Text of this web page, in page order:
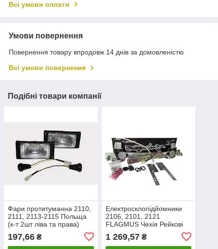
Всі умови оплати
Умови повернення
Повернення товару впродовж 14 днів за домовленістю
Всі умови повернення
Подібні товари компанії
Фари протитуманна 2110,
2111, 2113-2115 Польща
(к-т 2шт ліва та права)
197,66 ₴
Електросклопідйомники
2106, 2101, 2121
FLAGMUS Чехія Рейкові
(к-т 2шт.) (Нива, стекла з
кватиркою)
1 269,57₴